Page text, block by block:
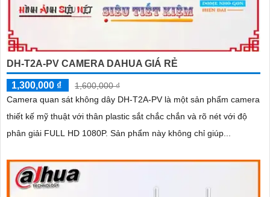
DH-T2A-PV CAMERA DAHUA GIÁ RẺ
1,300,000 ₫
1,600,000 ₫
Camera quan sát không dây DH-T2A-PV là một sản phẩm camera
thiết kế mỹ thuật với thân plastic sắt chắc chắn và rõ nét với độ
phân giải FULL HD 1080P. Sản phẩm này không chỉ giúp...